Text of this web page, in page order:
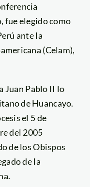
fue elegido como
ante la
(Celam),
Juan Pablo II lo
de Huancayo.
el 5 de
del 2005
de los Obispos
de la